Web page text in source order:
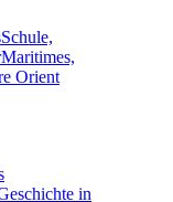
Schule,
Maritimes,
Orient
in